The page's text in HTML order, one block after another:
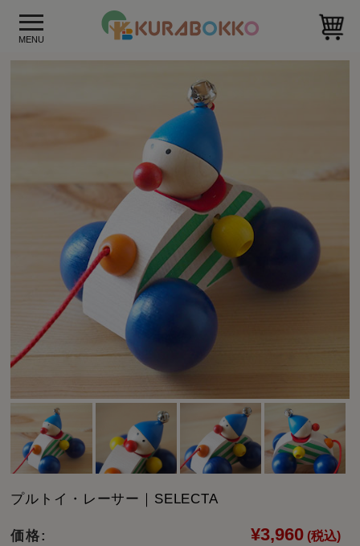
プルトイ・レーサー｜SELECTA
価格: ¥3,960 (税込)